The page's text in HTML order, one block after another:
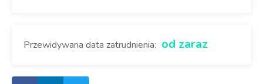
Przewidywana data zatrudnienia: od zaraz